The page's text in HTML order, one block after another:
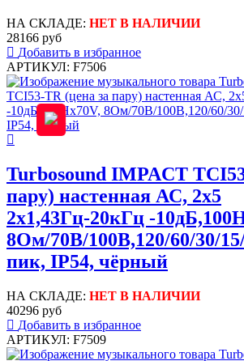
НА СКЛАДЕ: НЕТ В НАЛИЧИИ
28166 руб
Добавить в избранное
АРТИКУЛ: F7506
Turbosound IMPACT
пару) настенная АС, 2x5
2х1,43Гц-20кГц -
8Ом/70В/100В,120/60/30/
пик, IP54, чёрный
НА СКЛАДЕ: НЕТ В НАЛИЧИИ
40296 руб
Добавить в избранное
АРТИКУЛ: F7509